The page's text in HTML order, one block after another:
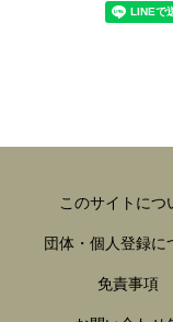
このサイトにつ
団体・個人登録に
免責事項